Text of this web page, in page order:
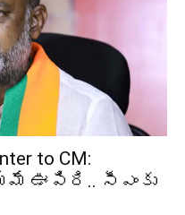
to CM:
ఊపిరి.. సీఎంకు